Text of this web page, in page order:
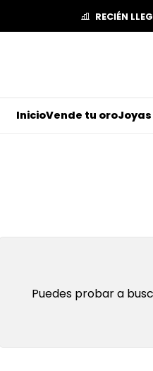
InicioVende tu oro
RECIÉN
Puedes probar a